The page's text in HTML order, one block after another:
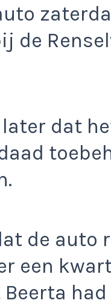
de
dat
de auto
een